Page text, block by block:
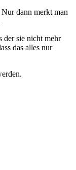
dann merkt man
der sie nicht mehr
das alles nur